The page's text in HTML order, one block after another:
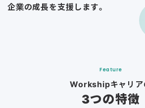
企業の成長を支援します。
Feature
Workshipキャリア
3つの特徴